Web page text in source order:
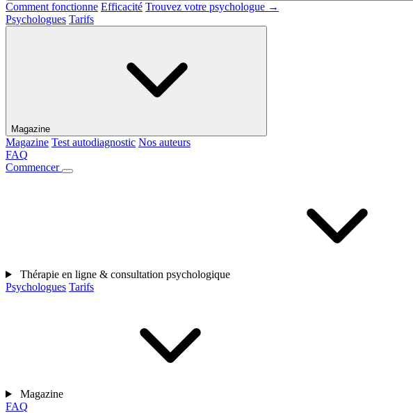
Comment fonctionne Efficacité Trouvez votre psychologue →
Psychologues Tarifs
Magazine
Magazine Test autodiagnostic Nos auteurs
FAQ
Commencer
Thérapie en ligne & consultation psychologique
Psychologues Tarifs
Magazine
FAQ